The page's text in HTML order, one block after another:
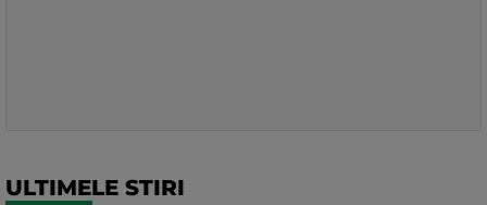
ULTIMELE STIRI